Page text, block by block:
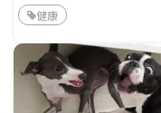
健康